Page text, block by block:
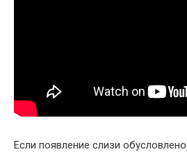
Если появление слизи